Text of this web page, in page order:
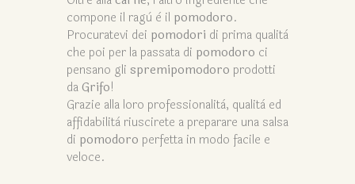
compone il ragù è il pomodoro.
Procuratevi dei pomodori di prima qualità
che poi per la passata di pomodoro ci
pensano gli spremipomodoro prodotti
da Grifo!
Grazie alla loro professionalità, qualità ed
affidabilità riuscirete a preparare una salsa
di pomodoro perfetta in modo facile e
veloce.